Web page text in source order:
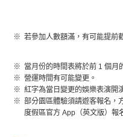
若參加人數額滿，有可能提前
當月份的時間表將於前 1 個月
營運時間有可能變更。
紅字為當日變更的娛樂表演開
部分園區體驗須請遊客報名，
度假區官方 App（英文版）報